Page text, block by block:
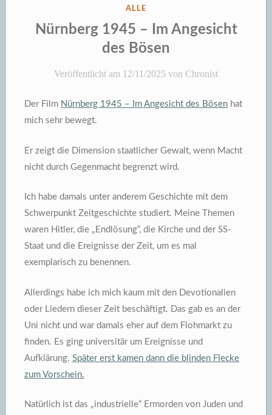
VERÖFFENTLICHT
IN
ALLE
Nürnberg 1945 – Im Angesicht
des Bösen
Veröffentlicht am 12/11/2025 von Chronist
Der Film Nürnberg 1945 – Im Angesicht des Bösen hat
mich sehr bewegt.
Er zeigt die Dimension staatlicher Gewalt, wenn Macht
nicht durch Gegenmacht begrenzt wird.
Ich habe damals unter anderem Geschichte mit dem
Schwerpunkt Zeitgeschichte studiert. Meine Themen
waren Hitler, die „Endlösung“, die Kirche und der SS-
Staat und die Ereignisse der Zeit, um es mal
exemplarisch zu benennen.
Allerdings habe ich mich kaum mit den Devotionalien
oder Liedern dieser Zeit beschäftigt. Das gab es an der
Uni nicht und war damals eher auf dem Flohmarkt zu
finden. Es ging universitär um Ereignisse und
Aufklärung. Später erst kamen dann die blinden Flecke
zum Vorschein.
Natürlich ist das „industrielle“ Ermorden von Juden und